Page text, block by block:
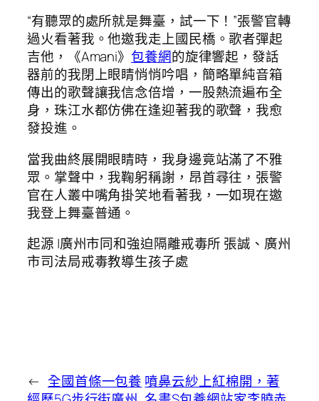
“有聽眾的處所就是舞臺，試一下！”張警官轉
過火看著我。他邀我走上國民橋。歌者彈起
吉他，《Amani》 包養網的旋律響起，發話
器前的我閉上眼睛悄悄吟唱，簡略單純音箱
傳出的歌聲讓我信念倍增，一股熱流遍布全
身，珠江水都仿佛在逢迎著我的歌聲，我愈
發投進。
當我曲終展開眼睛時，我身邊竟站滿了不雅
眾。掌聲中，我鞠躬稱謝，昂首尋往，張警
官在人叢中嘴角掛笑地看著我，一如現在邀
我登上舞臺普通。
起源 |廣州市同和強迫隔離戒毒所 張誠、廣州
市司法局戒毒教導生孩子處
← 全國首條一包養 噴鼻云紗上紅棉開，著